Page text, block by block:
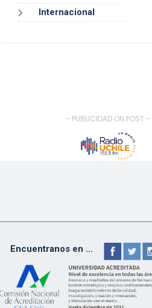
Internacional
- PUBLICIDAD ON POST -
Encuentranos en ...